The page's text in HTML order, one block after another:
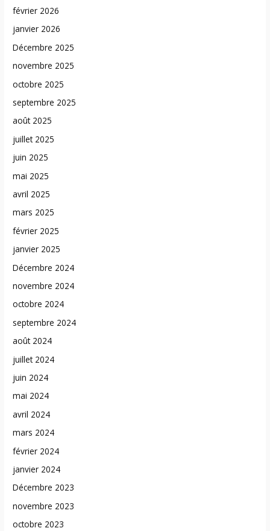
février 2026
janvier 2026
Décembre 2025
novembre 2025
octobre 2025
septembre 2025
août 2025
juillet 2025
juin 2025
mai 2025
avril 2025
mars 2025
février 2025
janvier 2025
Décembre 2024
novembre 2024
octobre 2024
septembre 2024
août 2024
juillet 2024
juin 2024
mai 2024
avril 2024
mars 2024
février 2024
janvier 2024
Décembre 2023
novembre 2023
octobre 2023